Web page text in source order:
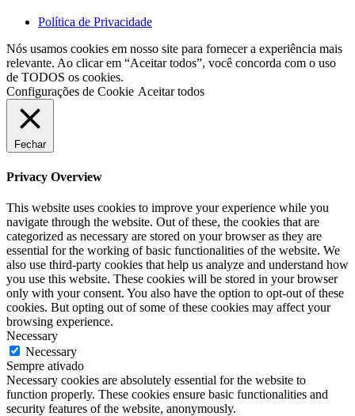
Política de Privacidade
Nós usamos cookies em nosso site para fornecer a experiência mais
relevante. Ao clicar em “Aceitar todos”, você concorda com o uso
de TODOS os cookies.
Configurações de Cookie Aceitar todos
Fechar
Privacy Overview
This website uses cookies to improve your experience while you
navigate through the website. Out of these, the cookies that are
categorized as necessary are stored on your browser as they are
essential for the working of basic functionalities of the website. We
also use third-party cookies that help us analyze and understand how
you use this website. These cookies will be stored in your browser
only with your consent. You also have the option to opt-out of these
cookies. But opting out of some of these cookies may affect your
browsing experience.
Necessary
Necessary
Sempre ativado
Necessary cookies are absolutely essential for the website to
function properly. These cookies ensure basic functionalities and
security features of the website, anonymously.